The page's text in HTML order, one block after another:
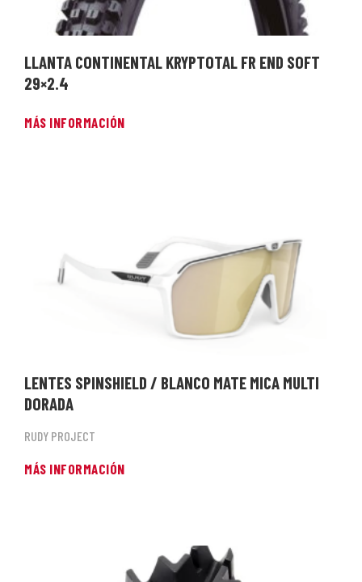
LLANTA CONTINENTAL KRYPTOTAL FR END SOFT
29×2.4
MÁS INFORMACIÓN
LENTES SPINSHIELD / BLANCO MATE MICA MULTI
DORADA
RUDY PROJECT
MÁS INFORMACIÓN